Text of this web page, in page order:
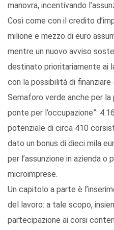
manovra, incentivando
Così come con il credito
milione e mezzo di euro
mentre un nuovo avviso
destinato prioritariamente ai
con la possibilità di
Semaforo verde anche per la
ponte per l’occupazione”:
potenziale di circa 410
dato un bonus di dieci mila
per l’assunzione in azienda o
microimprese.
Un capitolo a parte è
del lavoro: a tale scopo,
partecipazione ai corsi